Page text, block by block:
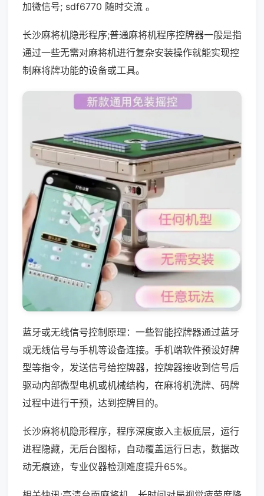
加微信号; sdf6770 随时交流 。
长沙麻将机隐形程序;普通麻将机程序控牌器一般是指
通过一些无需对麻将机进行复杂安装操作就能实现控
制麻将牌功能的设备或工具。
蓝牙或无线信号控制原理：一些智能控牌器通过蓝牙
或无线信号与手机等设备连接。手机端软件预设好牌
型等指令，发送信号给控牌器，控牌器接收到信号后
驱动内部微型电机或机械结构，在麻将机洗牌、码牌
过程中进行干预，达到控牌目的。
长沙麻将机隐形程序，程序深度嵌入主板底层，运行
进程隐藏，无后台图标，自动覆盖运行日志，数据改
动无痕迹，专业仪器检测难度提升65%。